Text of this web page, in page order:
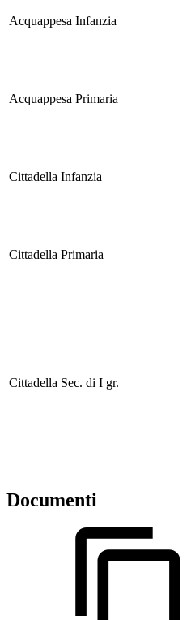
Acquappesa Infanzia
Acquappesa Primaria
Cittadella Infanzia
Cittadella Primaria
Cittadella Sec. di I gr.
Documenti